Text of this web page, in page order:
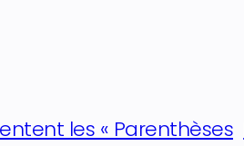
les « Parenthèses